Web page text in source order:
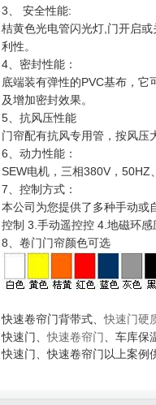
3、 安全性能:
桔黄色光电管闪光灯,门开启
利性。
4、密封性能：
底端装有弹性的PVC基布，
及增加密封效果。
5、抗风压性能
门帘配有抗风专用管，按风
6、动力性能：
SEW电机，三相380V，
7、控制方式：
本公司为您提供了多种手动或
控制 3.手动遥控控 4.地磁环感
8、卷门门帘颜色可选
快速卷帘门背带式、快速门硬
快速门、快速卷帘门 、车库
快速门、快速卷帘门以上案例